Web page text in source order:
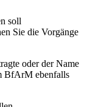
soll
Sie die Vorgänge
oder der Name
BfArM ebenfalls